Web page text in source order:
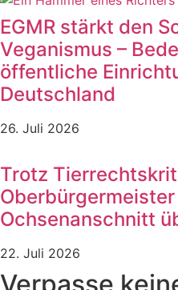
EGMR stärkt den
Veganismus –
öffentliche
Deutschland
26. Juli 2026
Trotz
Ochsenanschnitt
22. Juli 2026